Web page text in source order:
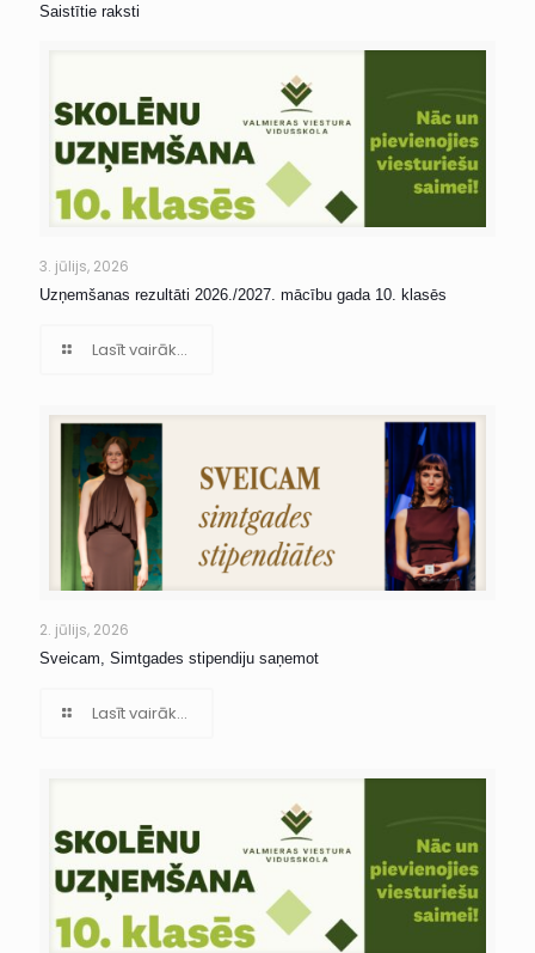
Saistītie raksti
3. jūlijs, 2026
Uzņemšanas rezultāti 2026./2027. mācību gada 10. klasēs
Lasīt vairāk...
2. jūlijs, 2026
Sveicam, Simtgades stipendiju saņemot
Lasīt vairāk...